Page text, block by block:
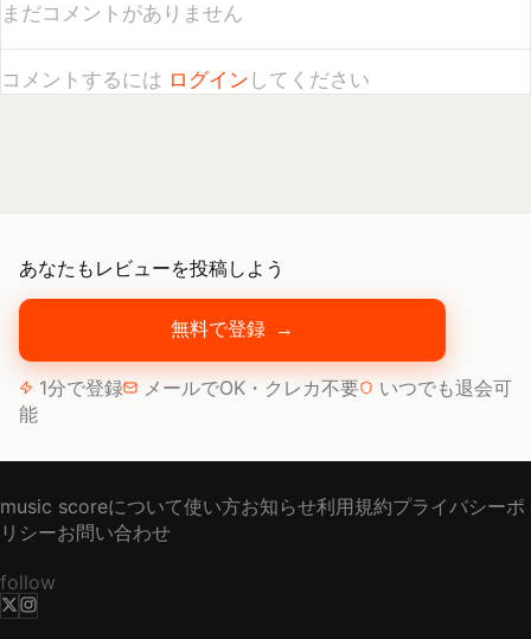
あなたもレビューを投稿しよう
無料で登録 →
1分で登録 メールでOK・クレカ不要
いつでも退会可
能
music scoreについて使い方お知らせ利用規約プライバシーポ
リシーお問い合わせ
follow